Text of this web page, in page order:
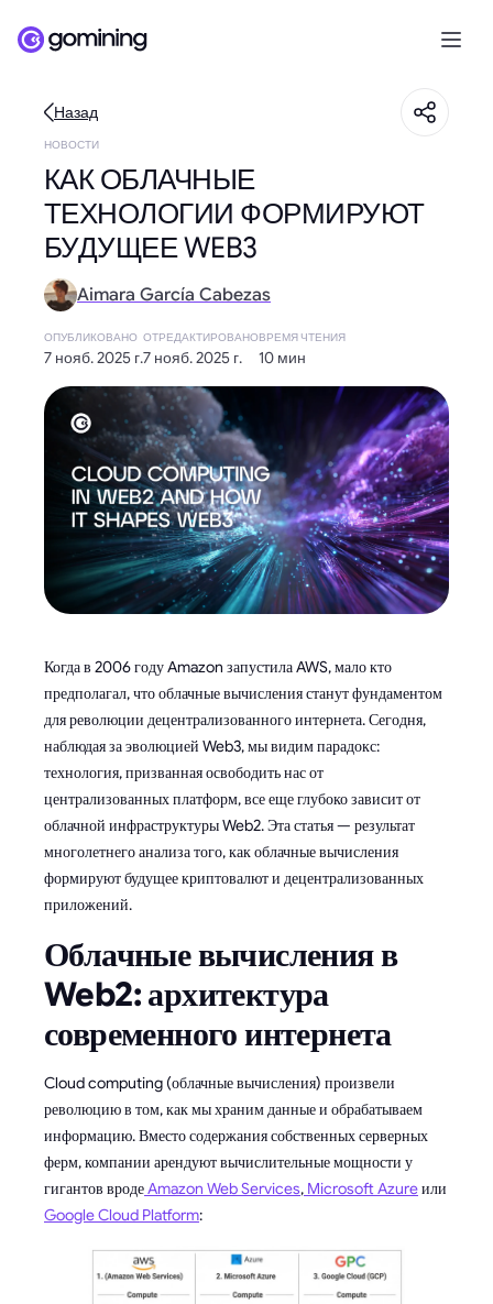
Назад
НОВОСТИ
КАК ОБЛАЧНЫЕ
ТЕХНОЛОГИИ ФОРМИРУЮТ
БУДУЩЕЕ WEB3
Aimara García Cabezas
ОПУБЛИКОВАНО
7 нояб. 2025 г.
ОТРЕДАКТИРОВАНО
7 нояб. 2025 г.
ВРЕМЯ ЧТЕНИЯ
10 мин
Когда в 2006 году Amazon запустила AWS, мало кто
предполагал, что облачные вычисления станут фундаментом
для революции децентрализованного интернета. Сегодня,
наблюдая за эволюцией Web3, мы видим парадокс:
технология, призванная освободить нас от
централизованных платформ, все еще глубоко зависит от
облачной инфраструктуры Web2. Эта статья — результат
многолетнего анализа того, как облачные вычисления
формируют будущее криптовалют и децентрализованных
приложений.
Облачные вычисления в
Web2: архитектура
современного интернета
Cloud computing (облачные вычисления) произвели
революцию в том, как мы храним данные и обрабатываем
информацию. Вместо содержания собственных серверных
ферм, компании арендуют вычислительные мощности у
гигантов вродеAmazon Web Services, Microsoft Azureили
Google Cloud Platform: